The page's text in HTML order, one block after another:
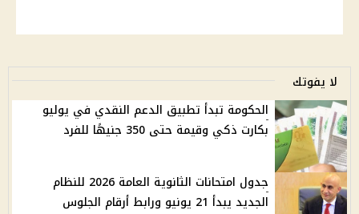
لا يفوتك
الحكومة تبدأ تطبيق الدعم النقدي في يوليو
بكارت ذكي وقيمة حتى 350 جنيهًا للفرد
جدول امتحانات الثانوية العامة 2026 للنظام
الجديد يبدأ 21 يونيو ورابط أرقام الجلوس